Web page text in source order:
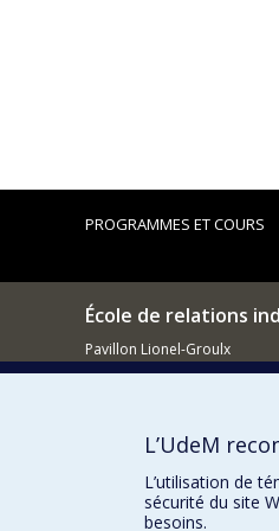
PROGRAMMES ET COURS
École de relations
Pavillon Lionel-Groulx
3150, rue Jean-Brillant
514 343-6111, poste 1268
L’UdeM
L’utilisation de
sécurité du site
besoins.